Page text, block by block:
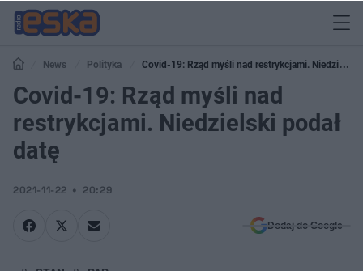
News Polityka
Covid-19: Rząd myśli nad restrykcjami. Niedzielski
podał datę
Covid-19: Rząd myśli nad
restrykcjami. Niedzielski podał
datę
2021-11-22 20:29
Dodaj do Google